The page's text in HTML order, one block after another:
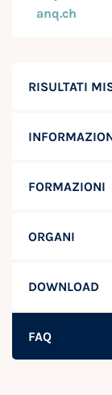
RISULTATI
FORMAZIONI
ORGANI
DOWNLOAD
FAQ
anq.ch